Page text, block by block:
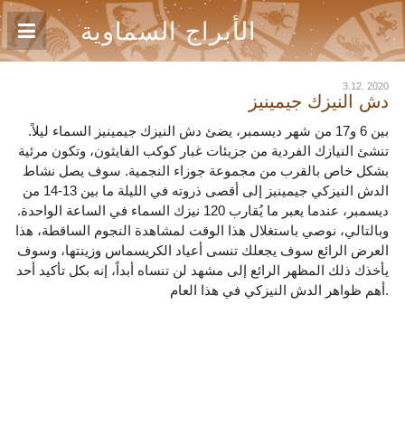
الأبراج السماوية
3.12. 2020
دش النيزك جيمينيز
بين 6 و17 من شهر ديسمبر، يضئ دش النيزك جيمينيز السماء ليلاً.
تنشئ النيازك الفردية من جزيئات غبار كوكب الفايثون، وتكون مرئية
بشكل خاص بالقرب من مجموعة جوزاء النجمية. سوف يصل نشاط
الدش النيزكي جيمينيز إلى أقصى ذروته في الليلة ما بين 13-14 من
ديسمبر، عندما يعبر ما يُقارب 120 نيزك السماء في الساعة الواحدة.
وبالتالي، نوصي باستغلال هذا الوقت لمشاهدة النجوم الساقطة، هذا
العرض الرائع سوف يجعلك تنسى أعياد الكريسماس وزينتها، وسوف
يأخذك ذلك المظهر الرائع إلى مشهد لن تنساه أبداً، إنه بكل تأكيد أحد
أهم ظواهر الدش النيزكي في هذا العام.